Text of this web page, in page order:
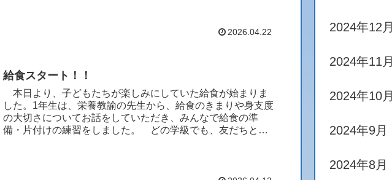
2026.04.22
給食スタート！！
本日より、子どもたちが楽しみにしていた給食が始まりま
した。1年生は、栄養教諭の先生から、給食のきまりや身支度
の大切さについてお話をしていただき、みんなで給食の準
備・片付けの練習をしました。 どの学級でも、友だちと声
2024年12月
2024年11月
2024年10月
2024年9月
2024年8月